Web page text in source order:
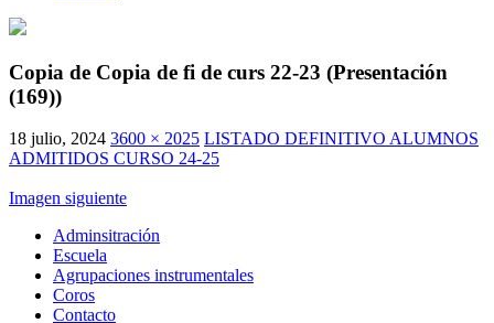
Copia de Copia de fi de curs 22-23 (Presentación
(169))
18 julio, 2024 3600 × 2025 LISTADO DEFINITIVO ALUMNOS
ADMITIDOS CURSO 24-25
Imagen siguiente
Adminsitración
Escuela
Agrupaciones instrumentales
Coros
Contacto